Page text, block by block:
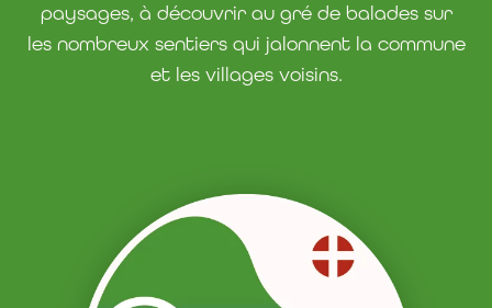
paysages, à découvrir au gré de balades sur
les nombreux sentiers qui jalonnent la commune
et les villages voisins.